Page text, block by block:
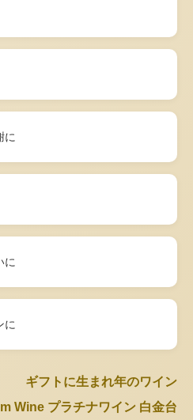
に
に
に
ギフトに生まれ年のワイン
Wine プラチナワイン 白金台